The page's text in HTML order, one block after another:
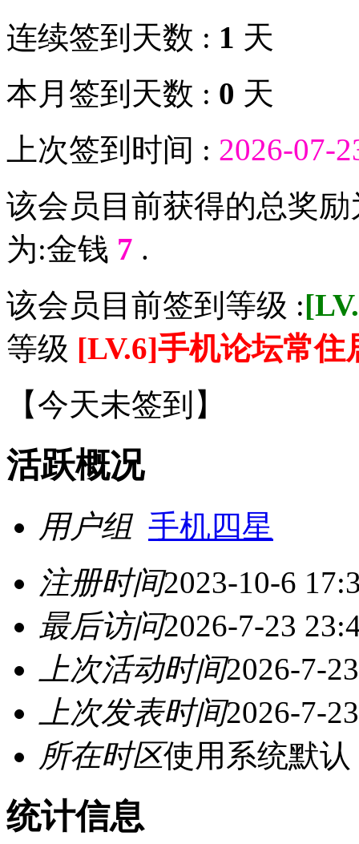
连续签到天数 : 1 天
本月签到天数 : 0 天
上次签到时间 : 2026-07-
该会员目前获得的总奖
为:金钱 7 .
该会员目前签到等级 :
等级 [LV.6]手机论坛常
【今天未签到 】
活跃概况
用户组 手机四星
注册时间2023-10-6
最后访问2026-7-23
上次活动时间2026-7-
上次发表时间2026-7-
所在时区使用系统默认
统计信息